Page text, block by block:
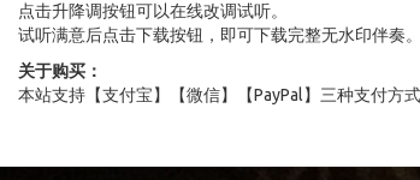
点击升降调按钮可以在线改调试听。
试听满意后点击下载按钮，即可下载完整无水印伴奏。
关于购买：
本站支持【支付宝】【微信】【PayPal】三种支付方